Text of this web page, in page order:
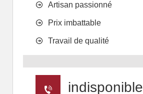
Artisan passionné
Prix imbattable
Travail de qualité
indisponible